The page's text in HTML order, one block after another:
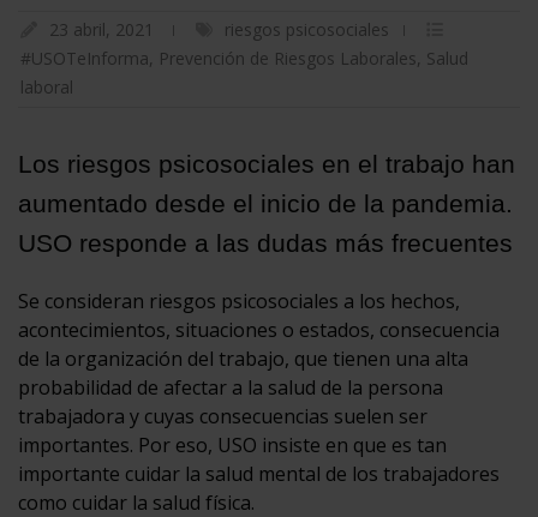
23 abril, 2021
riesgos psicosociales
#USOTeInforma, Prevención de Riesgos Laborales, Salud
laboral
Los riesgos psicosociales en el trabajo han
aumentado desde el inicio de la pandemia.
USO responde a las dudas más frecuentes
Se consideran riesgos psicosociales a los hechos,
acontecimientos, situaciones o estados, consecuencia
de la organización del trabajo, que tienen una alta
probabilidad de afectar a la salud de la persona
trabajadora y cuyas consecuencias suelen ser
importantes. Por eso, USO insiste en que es tan
importante cuidar la salud mental de los trabajadores
como cuidar la salud física.